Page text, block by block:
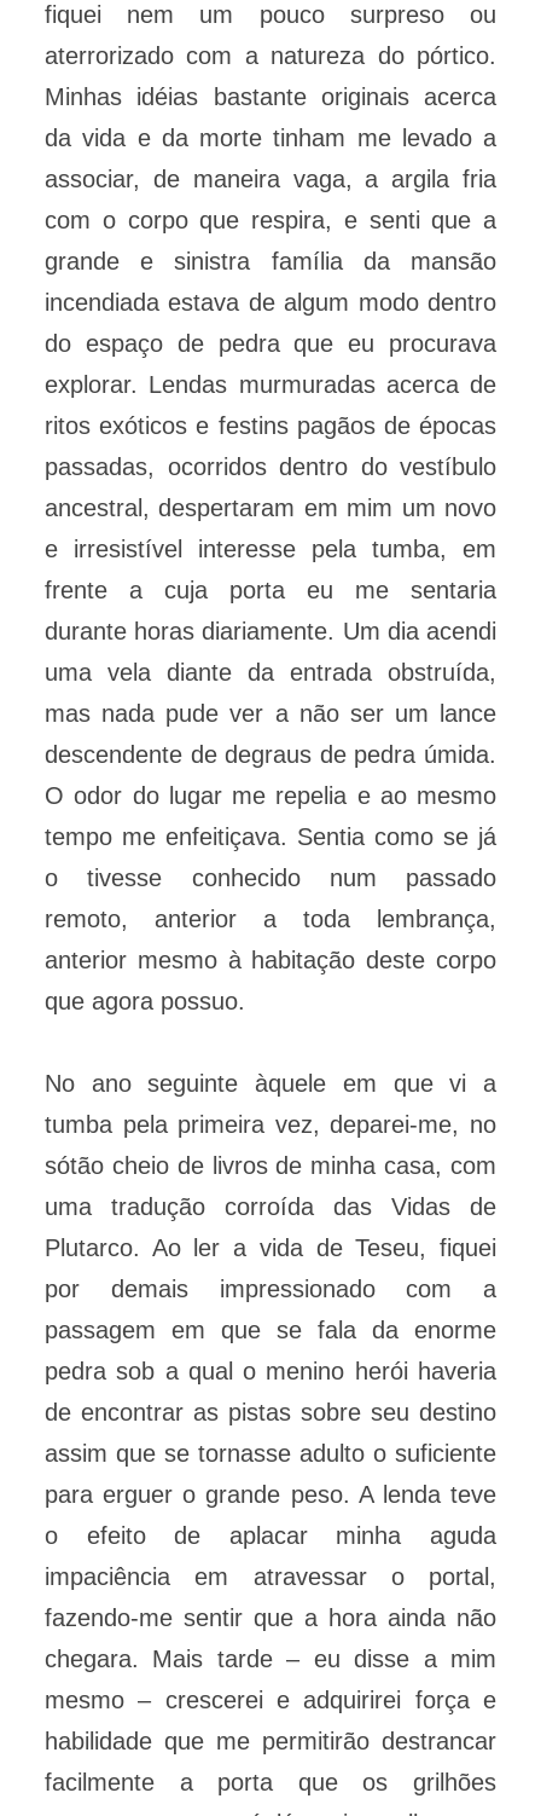
fiquei nem um pouco surpreso ou
aterrorizado com a natureza do pórtico.
Minhas idéias bastante originais acerca
da vida e da morte tinham me levado a
associar, de maneira vaga, a argila fria
com o corpo que respira, e senti que a
grande e sinistra família da mansão
incendiada estava de algum modo dentro
do espaço de pedra que eu procurava
explorar. Lendas murmuradas acerca de
ritos exóticos e festins pagãos de épocas
passadas, ocorridos dentro do vestíbulo
ancestral, despertaram em mim um novo
e irresistível interesse pela tumba, em
frente a cuja porta eu me sentaria
durante horas diariamente. Um dia acendi
uma vela diante da entrada obstruída,
mas nada pude ver a não ser um lance
descendente de degraus de pedra úmida.
O odor do lugar me repelia e ao mesmo
tempo me enfeitiçava. Sentia como se já
o tivesse conhecido num passado
remoto, anterior a toda lembrança,
anterior mesmo à habitação deste corpo
que agora possuo.
No ano seguinte àquele em que vi a
tumba pela primeira vez, deparei-me, no
sótão cheio de livros de minha casa, com
uma tradução corroída das Vidas de
Plutarco. Ao ler a vida de Teseu, fiquei
por demais impressionado com a
passagem em que se fala da enorme
pedra sob a qual o menino herói haveria
de encontrar as pistas sobre seu destino
assim que se tornasse adulto o suficiente
para erguer o grande peso. A lenda teve
o efeito de aplacar minha aguda
impaciência em atravessar o portal,
fazendo-me sentir que a hora ainda não
chegara. Mais tarde – eu disse a mim
mesmo – crescerei e adquirirei força e
habilidade que me permitirão destrancar
facilmente a porta que os grilhões